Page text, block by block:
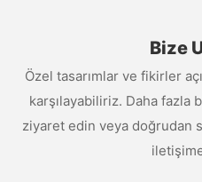
Bize
Özel tasarımlar ve fikirler
karşılayabiliriz. Daha
ziyaret edin veya doğrudan